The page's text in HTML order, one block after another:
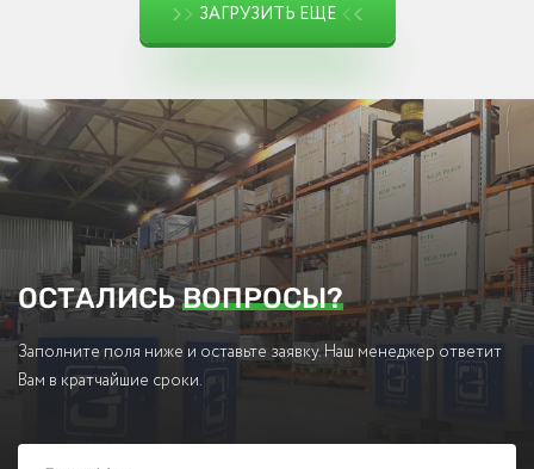
ЗАГРУЗИТЬ ЕЩЕ
ОСТАЛИСЬВОПРОСЫ?
Заполните поля ниже и оставьте заявку. Наш менеджер ответит
Вам в кратчайшие сроки.